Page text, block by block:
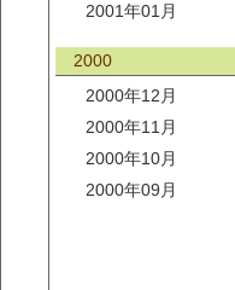
2001年01月
2000
2000年12月
2000年11月
2000年10月
2000年09月